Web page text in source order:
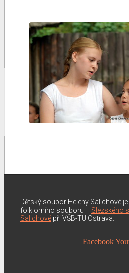
Dětský soubor Heleny Salichové
folklorního souboru – Slezského
Salichové při VŠB-TU Ostrava.
Facebook